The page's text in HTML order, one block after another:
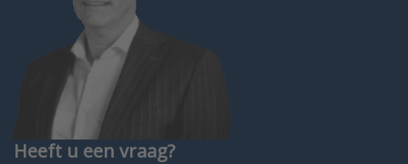
Heeft u een vraag?